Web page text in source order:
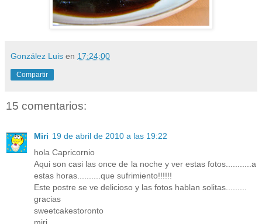
González Luis en 17:24:00
Compartir
15 comentarios:
Miri 19 de abril de 2010 a las 19:22
hola Capricornio
Aqui son casi las once de la noche y ver estas fotos...........a
estas horas..........que sufrimiento!!!!!!
Este postre se ve delicioso y las fotos hablan solitas.........
gracias
sweetcakestoronto